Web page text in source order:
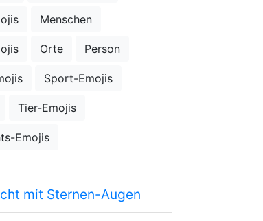
Menschen
Orte Person
Sport-Emojis
Tier-Emojis
Emojis
mit Sternen-Augen